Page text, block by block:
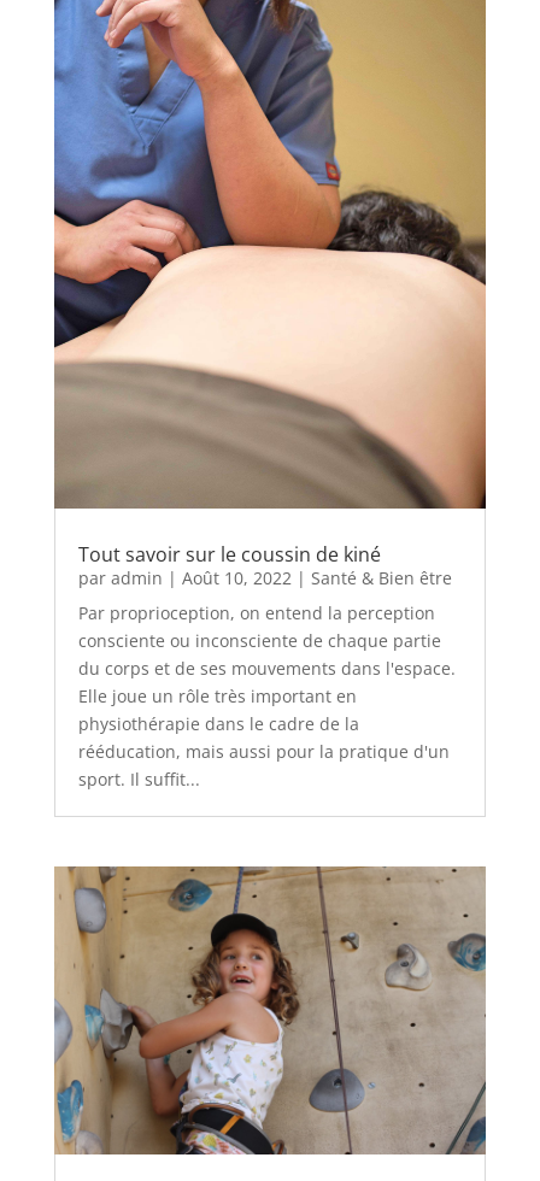
Tout savoir sur le coussin de kiné
par admin | Août 10, 2022| Santé & Bien être
Par proprioception, on entend la perception
consciente ou inconsciente de chaque partie
du corps et de ses mouvements dans l'espace.
Elle joue un rôle très important en
physiothérapie dans le cadre de la
rééducation, mais aussi pour la pratique d'un
sport. Il suffit...